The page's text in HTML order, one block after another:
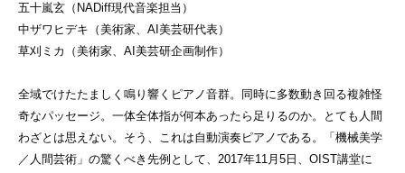
五十嵐玄（NADiff現代音楽担当）
中ザワヒデキ（美術家、AI美芸研代表）
草刈ミカ（美術家、AI美芸研企画制作）
全域でけたたましく鳴り響くピアノ音群。同時に多数動き回る複雑怪
奇なパッセージ。一体全体指が何本あったら足りるのか。とても人間
わざとは思えない。そう、これは自動演奏ピアノである。「機械美学
／人間芸術」の驚くべき先例として、2017年11月5日、OIST講堂に